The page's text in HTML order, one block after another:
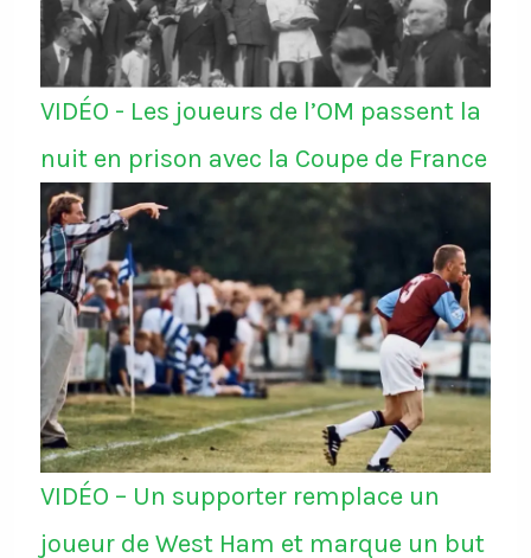
VIDÉO - Les joueurs de l’OM passent la
nuit en prison avec la Coupe de France
VIDÉO – Un supporter remplace un
joueur de West Ham et marque un but